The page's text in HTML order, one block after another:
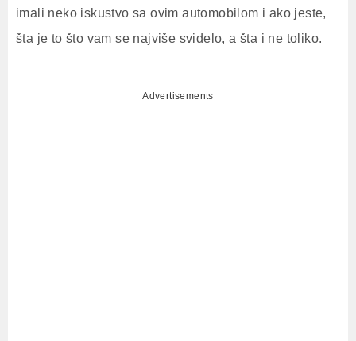
imali neko iskustvo sa ovim automobilom i ako jeste,
šta je to što vam se najviše svidelo, a šta i ne toliko.
Advertisements